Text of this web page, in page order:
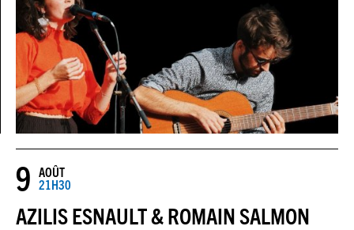
9 AOÛT
21H30
AZILIS ESNAULT & ROMAIN SALMON